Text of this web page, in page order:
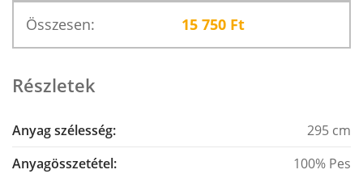
Összesen: 15 750 Ft
Részletek
Anyag szélesség:
295 cm
Anyagösszetétel:
100% Pes